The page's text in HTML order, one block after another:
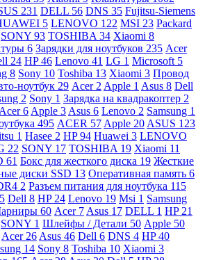
231 DELL 56 DNS 35 Fujitsu-Siemens
5 LENOVO 122 MSI 23 Packard
SONY 93 TOSHIBA 34 Xiaomi 8
6 Зарядки для ноутбуков 235 Acer
24 HP46 Lenovo 41 LG 1 Microsoft 5
8 Sony 10 Toshiba 13 Xiaomi 3 Провод
ноутбук 29 Acer 2 Apple 1 Asus 8 Dell
2 Sony 1 Зарядка на квадракоптер 2
Acer6 Apple 3 Asus 6 Lenovo 2 Samsung 1
495 ACER 57 Apple 20 ASUS 123
1 Hasee 2 HP94 Huawei 3 LENOVO
22 SONY 17 TOSHIBA 19 Xiaomi 11
61 Бокс для жесткого диска 19 Жесткие
диски SSD 13 Оперативная память 6
2 Разъем питания для ноутбука 115
Dell 8 HP 24 Lenovo 19 Msi 1 Samsung
60 Acer 7 Asus 17 DELL 1 HP 21
SONY 1 Шлейфы / Детали 50 Apple 50
Acer 26 Asus 46 Dell 6 DNS 4 HP40
14 Sony 8 Toshiba 10 Xiaomi 3